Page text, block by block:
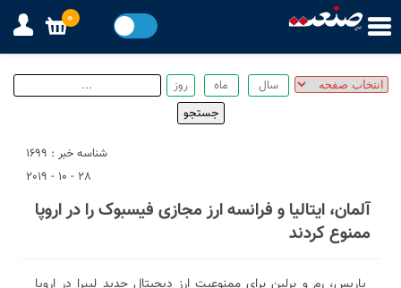
شناسه خبر : 1699
28 - 10 - 2019
آلمان، ایتالیا و فرانسه ارز مجازی فیسبوک را در اروپا
ممنوع کردند
0